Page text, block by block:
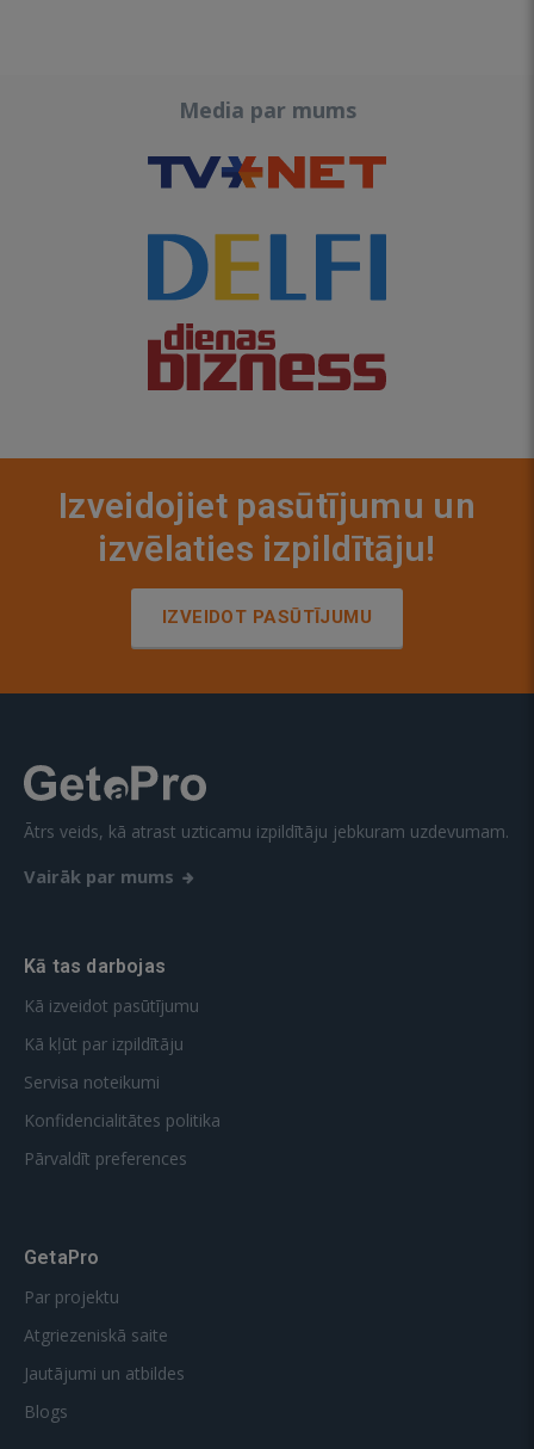
Media par mums
Izveidojiet pasūtījumu un
izvēlaties izpildītāju!
IZVEIDOT PASŪTĪJUMU
Ātrs veids, kā atrast uzticamu izpildītāju jebkuram uzdevumam.
Vairāk par mums
Kā tas darbojas
Kā izveidot pasūtījumu
Kā kļūt par izpildītāju
Servisa noteikumi
Konfidencialitātes politika
Pārvaldīt preferences
GetaPro
Par projektu
Atgriezeniskā saite
Jautājumi un atbildes
Blogs